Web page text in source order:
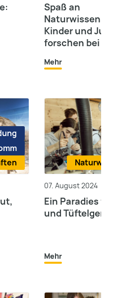
Spaß an
Kinder und
forschen bei
Mehr
07. August 2024
Ein Paradies
und
Mehr